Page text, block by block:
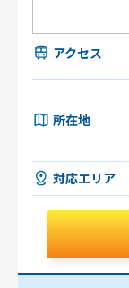
アクセス
所在地
対応エリア